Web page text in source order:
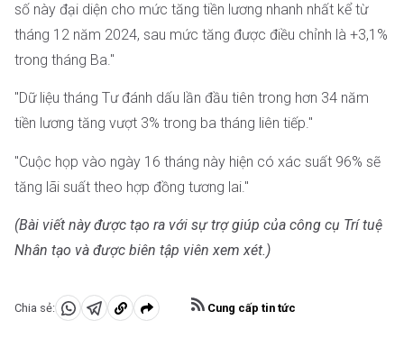
số này đại diện cho mức tăng tiền lương nhanh nhất kể từ
tháng 12 năm 2024, sau mức tăng được điều chỉnh là +3,1%
trong tháng Ba."
"Dữ liệu tháng Tư đánh dấu lần đầu tiên trong hơn 34 năm
tiền lương tăng vượt 3% trong ba tháng liên tiếp."
"Cuộc họp vào ngày 16 tháng này hiện có xác suất 96% sẽ
tăng lãi suất theo hợp đồng tương lai."
(Bài viết này được tạo ra với sự trợ giúp của công cụ Trí tuệ
Nhân tạo và được biên tập viên xem xét.)
Chia sẻ:
Chia Chia Sao
Cung cấp tin tức